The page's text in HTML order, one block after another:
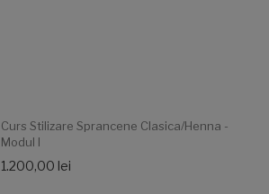
Curs Stilizare Sprancene Clasica/Henna -
Modul I
1.200,00 lei